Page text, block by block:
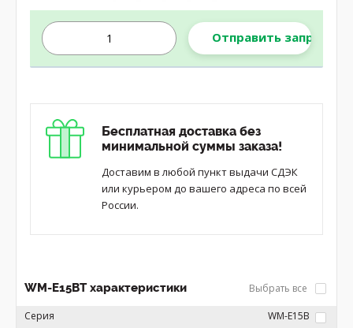
Отправить запрос
Бесплатная доставка без
минимальной суммы заказа!
Доставим в любой пункт выдачи СДЭК
или курьером до вашего адреса по всей
России.
WM-E15BT характеристики Выбрать все
Серия
WM-E15B